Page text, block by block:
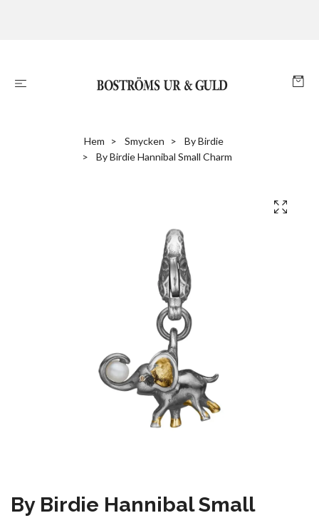
Hem Smycken
By Birdie
By Birdie Hannibal Small Charm
By Birdie Hannibal Small